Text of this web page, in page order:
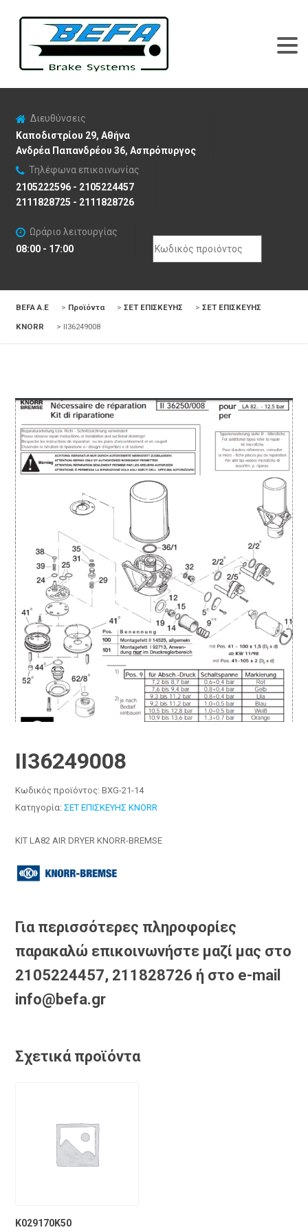
Διευθύνσεις
Καποδιστρίου 29, Αθήνα
Ανδρέα Παπανδρέου 36, Ασπρόπυργος
Τηλέφωνα επικοινωνίας
2105222596 - 2105224457
2111828725 - 2111828726
Ωράριο λειτουργίας
08:00 - 17:00
Search
for:
BEFA Α.Ε > Προϊόντα > ΣΕΤ ΕΠΙΣΚΕΥΗΣ > ΣΕΤ ΕΠΙΣΚΕΥΗΣ
KNORR
> II36249008
II36249008
Κωδικός προϊόντος:BXG-21-14
Κατηγορία:ΣΕΤ ΕΠΙΣΚΕΥΗΣ KNORR
KIT LA82 AIR DRYER KNORR-BREMSE
Για περισσότερες πληροφορίες
παρακαλώ επικοινωνήστε μαζί μας στο
2105224457, 211828726 ή στο e-mail
info@befa.gr
Σχετικά προϊόντα
K029170K50